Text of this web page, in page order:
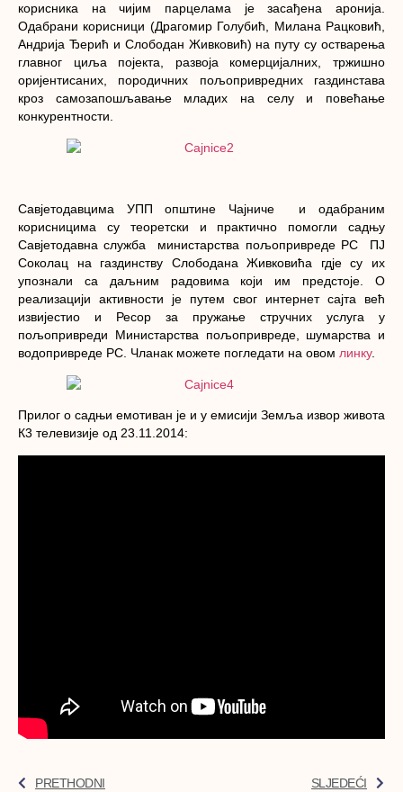
корисника на чијим парцелама је засађена аронија.
Одабрани корисници (Драгомир Голубић, Милана Рацковић,
Андрија Ђерић и Слободан Живковић) на путу су остварења
главног циља појекта, развоја комерцијалних, тржишно
оријентисаних, породичних пољопривредних газдинстава
кроз самозапошљавање младих на селу и повећање
конкурентности.
Савјетодавцима УПП општине Чајниче и одабраним
корисницима су теоретски и практично помогли садњу
Савјетодавна служба министарства пољопривреде РС ПЈ
Соколац на газдинству Слободана Живковића гдје су их
упознали са даљним радовима који им предстоје. О
реализацији активности је путем свог интернет сајта већ
извијестио и Ресор за пружање стручних услуга у
пољопривреди Министарства пољопривреде, шумарства и
водопривреде РС. Чланак можете погледати на овом линку.
Прилог о садњи емотиван је и у емисији Земља извор живота
К3 телевизије од 23.11.2014:
PRETHODNI SLJEDEĆI